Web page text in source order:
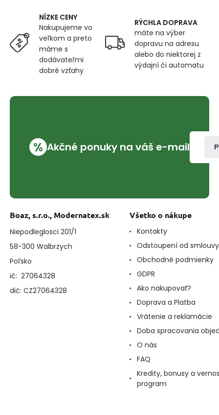
NÍZKE CENY
Nakupujeme vo
veľkom a preto
máme s
dodávateľmi
dobré vzťahy
RÝCHLA DOPRAVA
máte na výber
dopravu na adresu
alebo do niektorej z
výdajní či automatu
% Akčné ponuky na váš e-mail
Boaz, s.r.o., Modernatex.sk
Niepodleglosci 201/1
58-300 Walbrzych
Poľsko
ič: 27064328
dič: CZ27064328
Všetko o nákupe
Kontakty
Odstoupení od smlouvy
Obchodné podmienky
GDPR
Ako nakupovať?
Doprava a Platba
Vrátenie a reklamácie
Doba spracovania
O nás
FAQ
Kredity, bonusy a
program